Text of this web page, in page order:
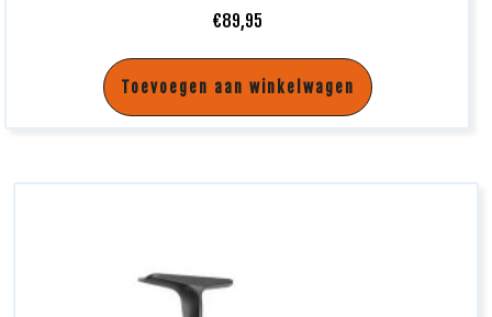
€89,95
Toevoegen aan winkelwagen